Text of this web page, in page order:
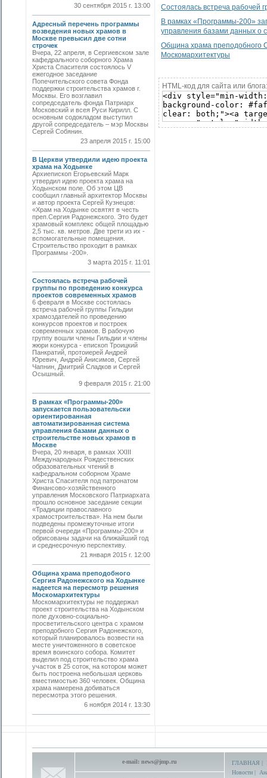
30 сентября 2015 г. 13:00
Адресный перечень программы
возведения новых храмов в
Москве превысил две сотни
строчек
Вчера, 22 апреля, в Сергиевском зале
кафедрального соборного Храма
Христа Спасителя состоялось V
ежегодное заседание
Попечительского совета Фонда
поддержки строительства храмов г.
Москвы. Его возглавил
сопредседатель фонда Патриарх
Московский и всея Руси Кирилл. С
основным содокладом выступил
другой сопредседатель – мэр Москвы
Сергей Собянин.
23 апреля 2015 г. 15:00
В Церкви утвердили идею проекта
храма на Ходынке
Архиепископ Егорьевский Марк
утвердил идею проекта храма на
Ходынском поле. Об этом ЦВ
сообщил главный архитектор Москвы
и автор проекта Сергей Кузнецов:
«Храм на Ходынке освятят в честь
преп.Сергия Радонежского. Это будет
храмовый комплекс общей площадью
2,5 тыс. кв. метров. Две трети из их -
вспомогательные помещения.
Строительство проходит в рамках
Программы -200».
3 марта 2015 г. 11:01
Состоялась встреча рабочей
группы по проведению конкурса
проектов современных храмов
6 февраля в Москве состоялась
встреча рабочей группы Гильдии
храмоздателей по проведению
конкурсов проектов и построек
современных храмов. В рабочую
группу вошли члены Гильдии и члены
жюри конкурса - епископ Троицкий
Панкратий, протоиерей Андрей
Юревич, Андрей Анисимов, Сергей
Чапнин, Дмитрий Сладков и Сергей
Осышный.
9 февраля 2015 г. 21:00
В рамках «Программы-200»
запускается пользовательски
ориентированная
автоматизированная система
управления базами данных о
строительстве новых храмов в
Москве
Вчера, 20 января, в рамках XXIII
Международных Рождественских
образовательных чтений в
кафедральном соборном Храме
Христа Спасителя под патронатом
Финансово-хозяйственного
управления Московского Патриархата
прошло основное заседание секции
«Традиции православного
храмостроительства». На нем были
подведены промежуточные итоги
первой очереди «Программы-200» и
обрисованы задачи на ближайший год
и среднесрочную перспективу.
21 января 2015 г. 12:00
Община храма преподобного
Сергия Радонежского на Ходынке
надеется на пересмотр решения
Москомархитектуры
Москомархитектуры не поддержал
проект строительства на Ходынском
поле духовно-социально-
просветительского центра с храмом
преподобного Сергия Радонежского,
который планировалось возвести на
месте уничтоженного в советское
время воинского собора. Комитет
выделил под строительство храма
участок в 25 соток, на котором может
быть построена небольшая церковь
вместимостью 360 человек. Община
храма намерена добиваться
пересмотра этого решения.
6 ноября 2014 г. 13:30
Состоялась встреча рабочей
В рамках «Программы-200»
управления базами данных о
Община храма преподобного
Москомархитектуры
HTML-код для сайта или блога:
e-mail: news@jmp.ru ГЛАВНАЯ |
Новости |